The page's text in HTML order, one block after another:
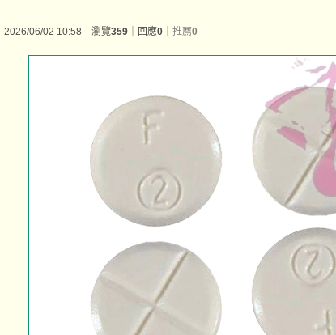
2026/06/02 10:58 瀏覽359 ｜回應0 推薦0